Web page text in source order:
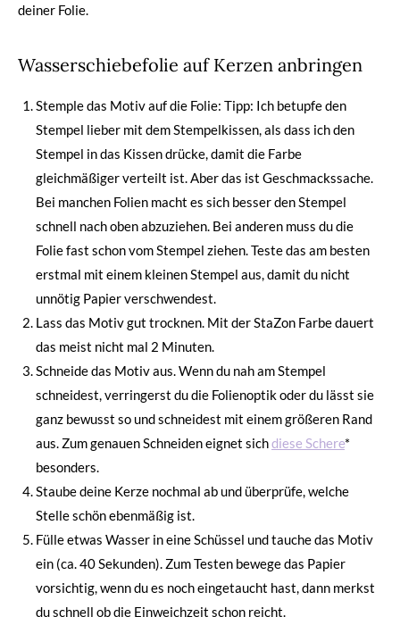
deiner Folie.
Wasserschiebefolie auf Kerzen anbringen
Stemple das Motiv auf die Folie: Tipp: Ich betupfe den
Stempel lieber mit dem Stempelkissen, als dass ich den
Stempel in das Kissen drücke, damit die Farbe
gleichmäßiger verteilt ist. Aber das ist Geschmackssache.
Bei manchen Folien macht es sich besser den Stempel
schnell nach oben abzuziehen. Bei anderen muss du die
Folie fast schon vom Stempel ziehen. Teste das am besten
erstmal mit einem kleinen Stempel aus, damit du nicht
unnötig Papier verschwendest.
Lass das Motiv gut trocknen. Mit der StaZon Farbe dauert
das meist nicht mal 2 Minuten.
Schneide das Motiv aus. Wenn du nah am Stempel
schneidest, verringerst du die Folienoptik oder du lässt sie
ganz bewusst so und schneidest mit einem größeren Rand
aus. Zum genauen Schneiden eignet sichdiese Schere*
besonders.
Staube deine Kerze nochmal ab und überprüfe, welche
Stelle schön ebenmäßig ist.
Fülle etwas Wasser in eine Schüssel und tauche das Motiv
ein (ca. 40 Sekunden). Zum Testen bewege das Papier
vorsichtig, wenn du es noch eingetaucht hast, dann merkst
du schnell ob die Einweichzeit schon reicht.